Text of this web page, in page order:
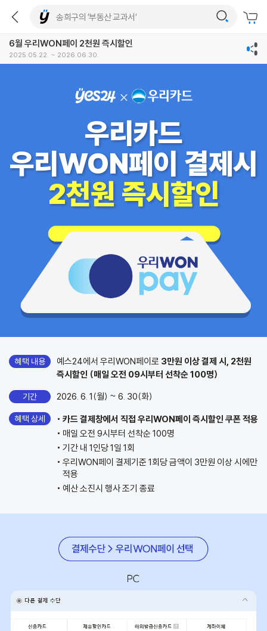
6월 우리WON페이 2천원 즉시할인
2025.05.22. ~ 2026.06.30.
우리카드
우리WON페이 결제시
2천원 즉시할인
혜택 내용 예스24에서 우리WON페이로 3만원 이상 결제 시, 2천원
즉시할인 (매일 오전 09시부터 선착순 100명)
기간 2026. 6. 1(월) ~ 6. 30(화)
혜택 상세
카드 결제창에서 직접 우리WON페이 즉시할인 쿠폰 적용
매일 오전 9시부터 선착순 100명
기간 내 1인당 1일 1회
우리WON페이 결제기준 1회당 금액이 3만원 이상 시에만
적용
예산 소진시 행사 조기 종료